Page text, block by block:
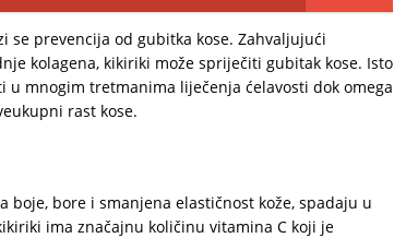
prevencija od gubitka kose. Zahvaljujući
kolagena, kikiriki može spriječiti gubitak kose. Isto
mnogim tretmanima liječenja ćelavosti dok omega
rast kose.
boje, bore i smanjena elastičnost kože, spadaju u
ima značajnu količinu vitamina C koji je